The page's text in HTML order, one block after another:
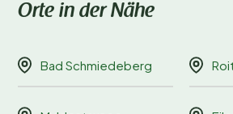
Orte in der Nähe
Bad Schmiedeberg